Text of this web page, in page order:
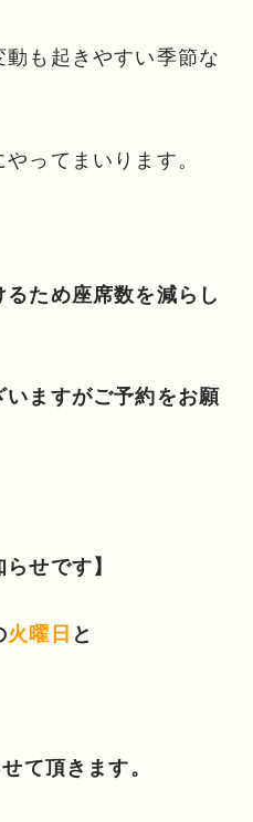
も起きやすい季節な
ってまいります。
ため座席数を減らし
ますがご予約をお願
せです】
火曜日 と
て頂きます。